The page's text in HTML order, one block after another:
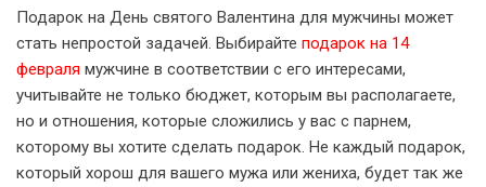
Подарок на День святого Валентина для мужчины может
стать непростой задачей. Выбирайте подарок на 14
февраля мужчине в соответствии с его интересами,
учитывайте не только бюджет, которым вы располагаете,
но и отношения, которые сложились у вас с парнем,
которому вы хотите сделать подарок. Не каждый подарок,
который хорош для вашего мужа или жениха, будет так же